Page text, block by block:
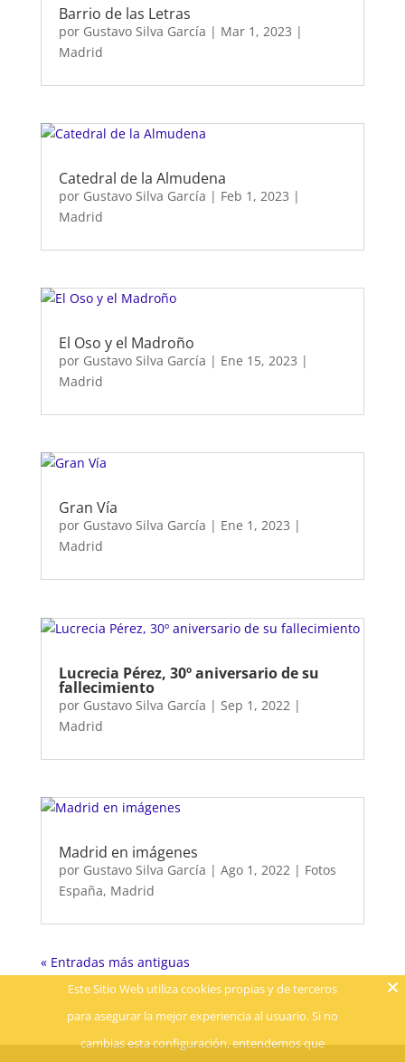
Barrio de las Letras
por Gustavo Silva García | Mar 1, 2023 |
Madrid
Catedral de la Almudena
por Gustavo Silva García | Feb 1, 2023 |
Madrid
El Oso y el Madroño
por Gustavo Silva García | Ene 15, 2023 |
Madrid
Gran Vía
por Gustavo Silva García | Ene 1, 2023 |
Madrid
Lucrecia Pérez, 30º aniversario de su
fallecimiento
por Gustavo Silva García | Sep 1, 2022 |
Madrid
Madrid en imágenes
por Gustavo Silva García | Ago 1, 2022| Fotos
España, Madrid
« Entradas más antiguas
Este Sitio Web utiliza cookies propias y de terceros
para asegurar la mejor experiencia al usuario. Si no
cambias esta configuración, entendemos que